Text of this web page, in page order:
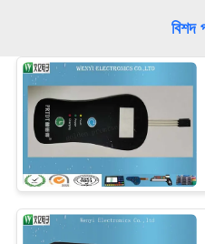
ম্যাপ
PRIVACY
POLICY
বিশদ